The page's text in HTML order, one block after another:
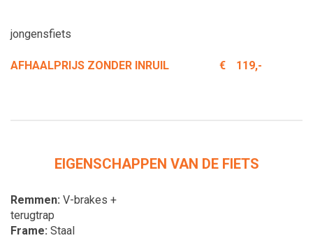
jongensfiets
AFHAALPRIJS ZONDER INRUIL € 119,-
EIGENSCHAPPEN VAN DE FIETS
Remmen V-brakes +
terugtrap
Frame Staal